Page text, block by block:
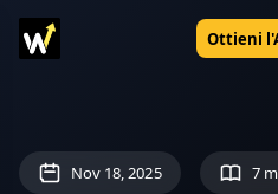
Ottieni
Nov 18, 2025 7